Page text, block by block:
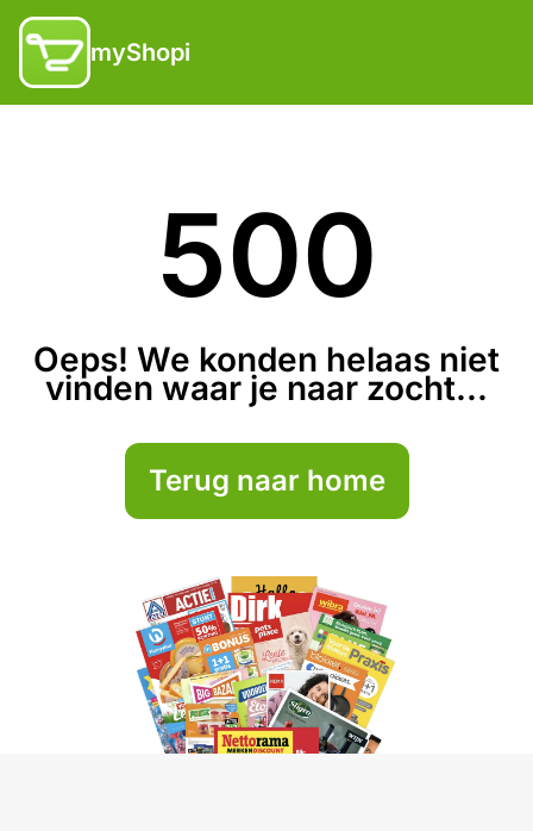
myShopi
500
Oeps! We konden helaas niet
vinden waar je naar zocht...
Terug naar home